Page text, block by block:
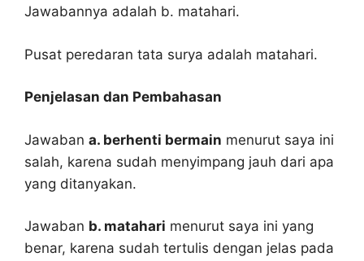
Jawabannya adalah b. matahari.
Pusat peredaran tata surya adalah matahari.
Penjelasan dan Pembahasan
Jawaban a. berhenti bermain menurut saya ini
salah, karena sudah menyimpang jauh dari apa
yang ditanyakan.
Jawaban b. matahari menurut saya ini yang
benar, karena sudah tertulis dengan jelas pada